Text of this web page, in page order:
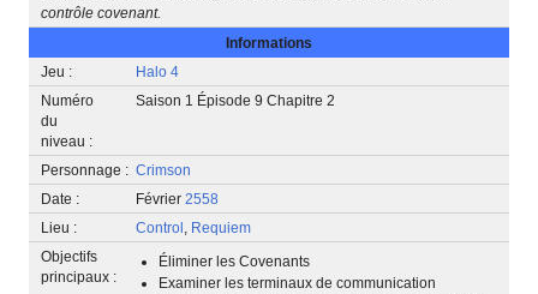
contrôle covenant.
Informations
Jeu :
Halo 4
Numéro
du
niveau :
Saison 1 Épisode 9 Chapitre 2
Personnage : Crimson
Date :
Février2558
Lieu :
Control
Requiem
Objectifs
principaux :
Éliminer les Covenants
Examiner les terminaux de communication